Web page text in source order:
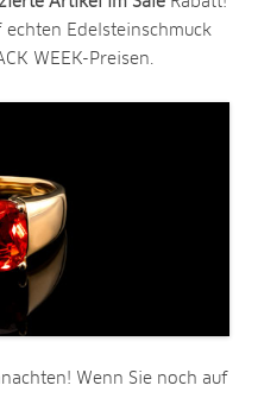
echten Edelsteinschmuck
WEEK-Preisen.
Wenn Sie noch auf